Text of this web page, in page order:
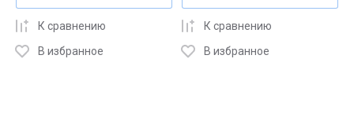
К сравнению
В избранное
К сравнению
В избранное